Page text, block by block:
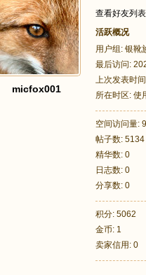
micfox001
查看好友列表
活跃概况
用户组: 银靴
最后访问:
上次发表时
所在时区: 使
空间访问量:
帖子数: 5134
精华数: 0
日志数: 0
分享数: 0
积分: 5062
金币: 1
卖家信用: 0